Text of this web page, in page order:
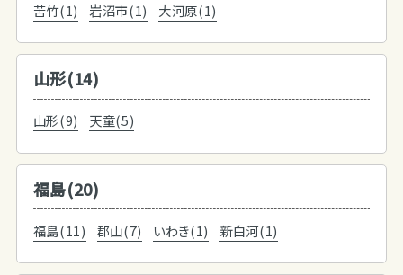
苦竹(1)
岩沼市(1) 大河原(1)
山形(14)
山形(9) 天童(5)
福島(20)
福島(11) 郡山(7) いわき(1) 新白河(1)